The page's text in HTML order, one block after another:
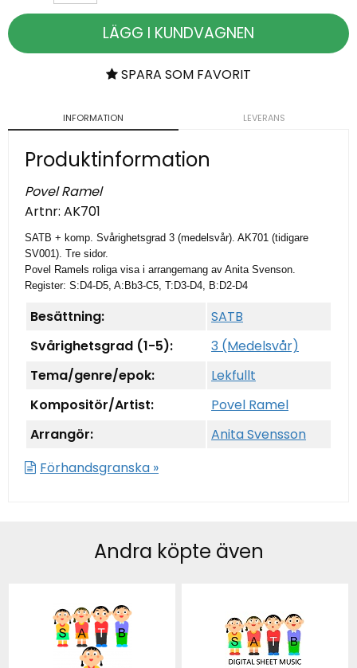
LÄGG I KUNDVAGNEN
SPARA SOM FAVORIT
INFORMATION LEVERANS
Produktinformation
Povel Ramel
Artnr: AK701
SATB + komp. Svårighetsgrad 3 (medelsvår). AK701 (tidigare
SV001). Tre sidor.
Povel Ramels roliga visa i arrangemang av Anita Svenson.
Register: S:D4-D5, A:Bb3-C5, T:D3-D4, B:D2-D4
Besättning:
SATB
Svårighetsgrad (1-5):
3 (Medelsvår)
Tema/genre/epok:
Lekfullt
Kompositör/Artist:
Povel Ramel
Arrangör:
Anita Svensson
Förhandsgranska »
Andra köpte även